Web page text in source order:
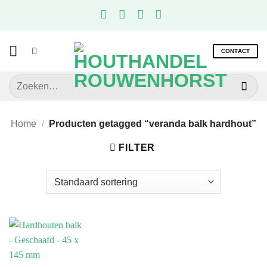
CONTACT
Zoeken
naar:
Home / Producten getagged “veranda balk hardhout”
FILTER